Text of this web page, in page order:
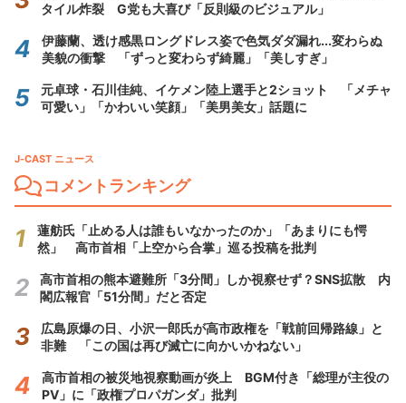
タイル炸裂 G党も大喜び「反則級のビジュアル」
伊藤蘭、透け感黒ロングドレス姿で色気ダダ漏れ...変わらぬ
美貌の衝撃 「ずっと変わらず綺麗」「美しすぎ」
元卓球・石川佳純、イケメン陸上選手と2ショット 「メチャ
可愛い」「かわいい笑顔」「美男美女」話題に
J-CAST ニュース
コメントランキング
蓮舫氏「止める人は誰もいなかったのか」「あまりにも愕
然」 高市首相「上空から合掌」巡る投稿を批判
高市首相の熊本避難所「3分間」しか視察せず？SNS拡散 内
閣広報官「51分間」だと否定
広島原爆の日、小沢一郎氏が高市政権を「戦前回帰路線」と
非難 「この国は再び滅亡に向かいかねない」
高市首相の被災地視察動画が炎上 BGM付き「総理が主役の
PV」に「政権プロパガンダ」批判